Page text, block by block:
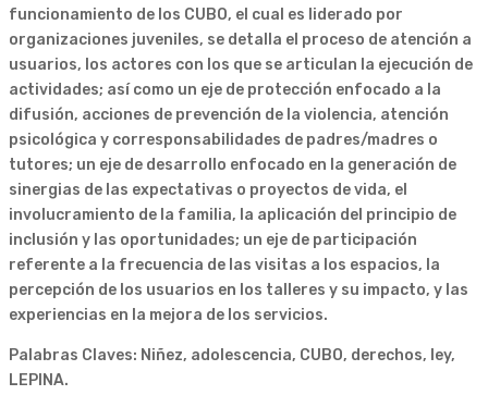
funcionamiento de los CUBO, el cual es liderado por
organizaciones juveniles, se detalla el proceso de atención a
usuarios, los actores con los que se articulan la ejecución de
actividades; así como un eje de protección enfocado a la
difusión, acciones de prevención de la violencia, atención
psicológica y corresponsabilidades de padres/madres o
tutores; un eje de desarrollo enfocado en la generación de
sinergias de las expectativas o proyectos de vida, el
involucramiento de la familia, la aplicación del principio de
inclusión y las oportunidades; un eje de participación
referente a la frecuencia de las visitas a los espacios, la
percepción de los usuarios en los talleres y su impacto, y las
experiencias en la mejora de los servicios.
Palabras Claves: Niñez, adolescencia, CUBO, derechos, ley,
LEPINA.